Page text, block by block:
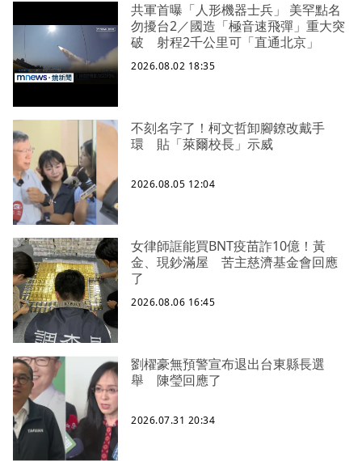
共軍首曝「人形機器士兵」 美罕點名
勿擾台2／國造「極音速飛彈」重大突
破 射程2千公里可「直通北京」
2026.08.02 18:35
不刻名字了！柯文哲卸腳鐐改戴手
環 貼「萊爾校長」示威
2026.08.05 12:04
女律師誆能買BNT疫苗詐10億！黃
金、現鈔滿屋 苦主慈濟基金會回應
了
2026.08.06 16:45
劉櫂豪無預警宣布退出台東縣長選
舉 陳瑩回應了
2026.07.31 20:34